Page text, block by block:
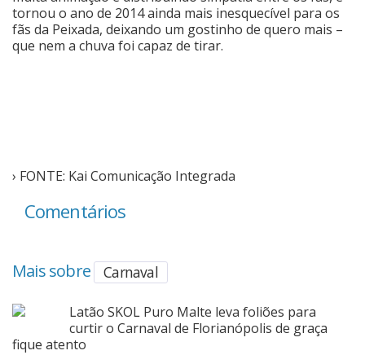
tornou o ano de 2014 ainda mais inesquecível para os
fãs da Peixada, deixando um gostinho de quero mais –
que nem a chuva foi capaz de tirar.
› FONTE: Kai Comunicação Integrada
Comentários
Mais sobre Carnaval
Latão SKOL Puro Malte leva foliões para
curtir o Carnaval de Florianópolis de graça
fique atento